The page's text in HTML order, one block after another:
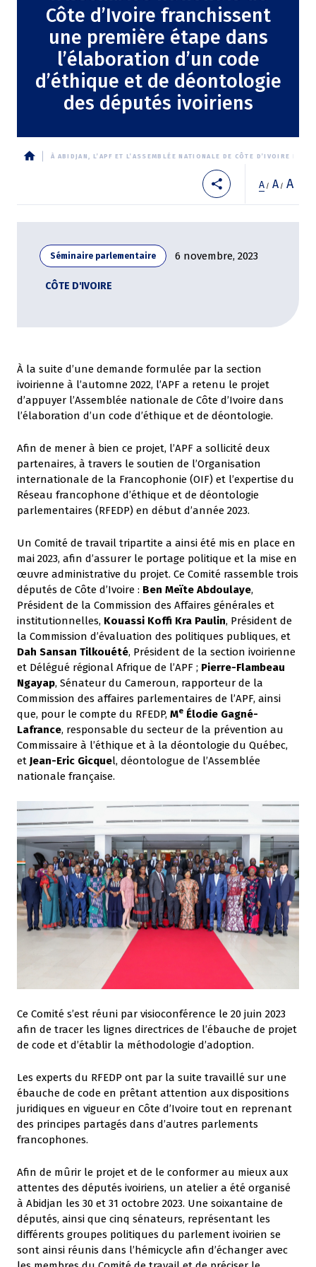
Côte d’Ivoire franchissent
une première étape dans
l’élaboration d’un code
d’éthique et de déontologie
des députés ivoiriens
d'Ariane
À ABIDJAN, L’APF ET L’ASSEMBLÉE NATIONALE DE CÔTE D’IVOIRE
A / A / A
Séminaire parlementaire 6 novembre, 2023
CÔTE D'IVOIRE
À la suite d’une demande formulée par la section
ivoirienne à l’automne 2022, l’APF a retenu le projet
d’appuyer l’Assemblée nationale de Côte d’Ivoire dans
l’élaboration d’un code d’éthique et de déontologie.
Afin de mener à bien ce projet, l’APF a sollicité deux
partenaires, à travers le soutien de l’Organisation
internationale de la Francophonie (OIF) et l’expertise du
Réseau francophone d’éthique et de déontologie
parlementaires (RFEDP) en début d’année 2023.
Un Comité de travail tripartite a ainsi été mis en place en
mai 2023, afin d’assurer le portage politique et la mise en
œuvre administrative du projet. Ce Comité rassemble trois
députés de Côte d’Ivoire : Ben Meïte Abdoulaye,
Président de la Commission des Affaires générales et
institutionnelles, Kouassi Koffi Kra Paulin, Président de
la Commission d’évaluation des politiques publiques, et
Dah Sansan Tilkouété, Président de la section ivoirienne
et Délégué régional Afrique de l’APF ; Pierre-Flambeau
Ngayap, Sénateur du Cameroun, rapporteur de la
Commission des affaires parlementaires de l’APF, ainsi
que, pour le compte du RFEDP, Me Élodie Gagné-
Lafrance, responsable du secteur de la prévention au
Commissaire à l’éthique et à la déontologie du Québec,
et Jean-Eric Gicquel, déontologue de l’Assemblée
nationale française.
Ce Comité s’est réuni par visioconférence le 20 juin 2023
afin de tracer les lignes directrices de l’ébauche de projet
de code et d’établir la méthodologie d’adoption.
Les experts du RFEDP ont par la suite travaillé sur une
ébauche de code en prêtant attention aux dispositions
juridiques en vigueur en Côte d’Ivoire tout en reprenant
des principes partagés dans d’autres parlements
francophones.
Afin de mûrir le projet et de le conformer au mieux aux
attentes des députés ivoiriens, un atelier a été organisé
à Abidjan les 30 et 31 octobre 2023. Une soixantaine de
députés, ainsi que cinq sénateurs, représentant les
différents groupes politiques du parlement ivoirien se
sont ainsi réunis dans l’hémicycle afin d’échanger avec